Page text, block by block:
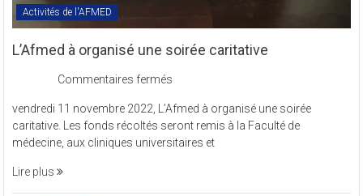
Activités de l'AFMED
L’Afmed à organisé une soirée caritative
Commentaires fermés
à
organisé
une
vendredi 11 novembre 2022, L’Afmed à organisé une soirée
caritative. Les fonds récoltés seront remis à la Faculté de
médecine, aux cliniques universitaires et
Lire plus